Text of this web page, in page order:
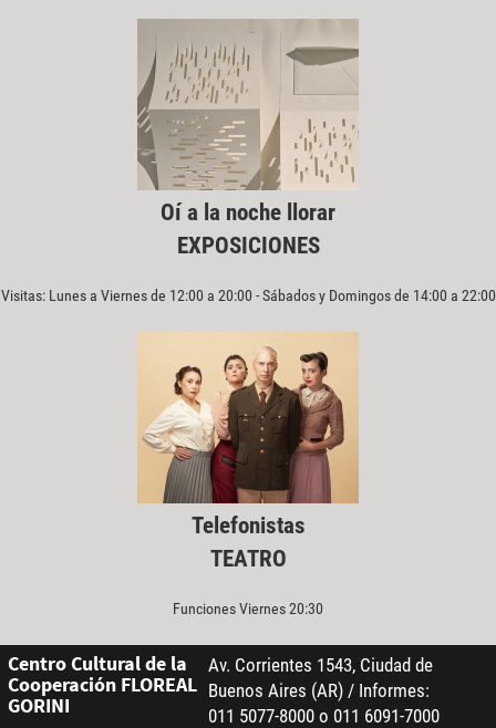
Oí a la noche llorar
EXPOSICIONES
Visitas: Lunes a Viernes de 12:00 a 20:00 - Sábados y Domingos de 14:00 a 22:00
Telefonistas
TEATRO
Funciones Viernes 20:30
Centro Cultural de la
Cooperación FLOREAL
GORINI
Av. Corrientes 1543, Ciudad de
Buenos Aires (AR) / Informes:
011 5077-8000 o 011 6091-7000